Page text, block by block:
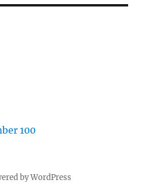
100
by WordPress